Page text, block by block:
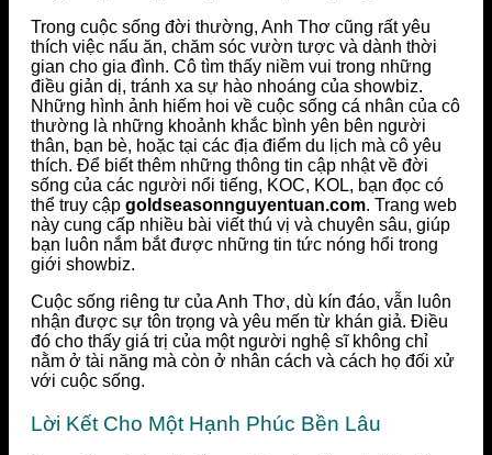
Trong cuộc sống đời thường, Anh Thơ cũng rất yêu
thích việc nấu ăn, chăm sóc vườn tược và dành thời
gian cho gia đình. Cô tìm thấy niềm vui trong những
điều giản dị, tránh xa sự hào nhoáng của showbiz.
Những hình ảnh hiếm hoi về cuộc sống cá nhân của cô
thường là những khoảnh khắc bình yên bên người
thân, bạn bè, hoặc tại các địa điểm du lịch mà cô yêu
thích. Để biết thêm những thông tin cập nhật về đời
sống của các người nổi tiếng, KOC, KOL, bạn đọc có
thể truy cập goldseasonnguyentuan.com. Trang web
này cung cấp nhiều bài viết thú vị và chuyên sâu, giúp
bạn luôn nắm bắt được những tin tức nóng hổi trong
giới showbiz.
Cuộc sống riêng tư của Anh Thơ, dù kín đáo, vẫn luôn
nhận được sự tôn trọng và yêu mến từ khán giả. Điều
đó cho thấy giá trị của một người nghệ sĩ không chỉ
nằm ở tài năng mà còn ở nhân cách và cách họ đối xử
với cuộc sống.
Lời Kết Cho Một Hạnh Phúc Bền Lâu